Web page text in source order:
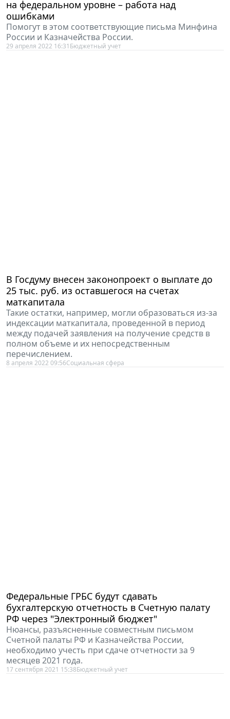
на федеральном уровне – работа над
ошибками
Помогут в этом соответствующие письма Минфина
России и Казначейства России.
29 апреля 2022 16:31 Бюджетный учет
В Госдуму внесен законопроект о выплате до
25 тыс. руб. из оставшегося на счетах
маткапитала
Такие остатки, например, могли образоваться из-за
индексации маткапитала, проведенной в период
между подачей заявления на получение средств в
полном объеме и их непосредственным
перечислением.
8 апреля 2022 09:56Социальная сфера
Федеральные ГРБС будут сдавать
бухгалтерскую отчетность в Счетную палату
РФ через "Электронный бюджет"
Нюансы, разъясненные совместным письмом
Счетной палаты РФ и Казначейства России,
необходимо учесть при сдаче отчетности за 9
месяцев 2021 года.
17 сентября 2021 15:38Бюджетный учет